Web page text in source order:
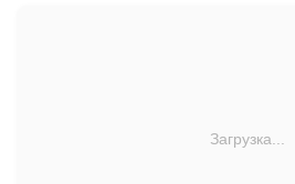
Загрузка...